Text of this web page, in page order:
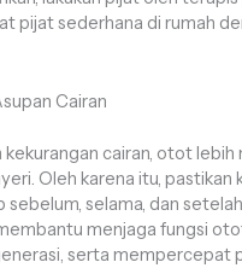
pijat sederhana di rumah
Cairan
kekurangan cairan, otot lebih
Oleh karena itu, pastikan
sebelum, selama, dan
menjaga fungsi
serta mempercepat